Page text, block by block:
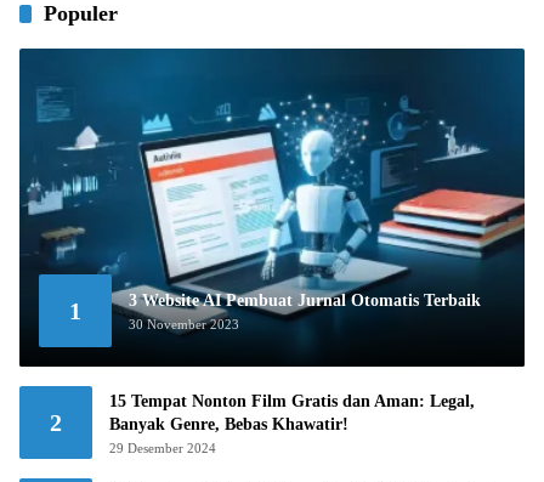
Populer
1 3 Website AI Pembuat Jurnal Otomatis Terbaik
30 November 2023
2
15 Tempat Nonton Film Gratis dan Aman: Legal,
Banyak Genre, Bebas Khawatir!
29 Desember 2024